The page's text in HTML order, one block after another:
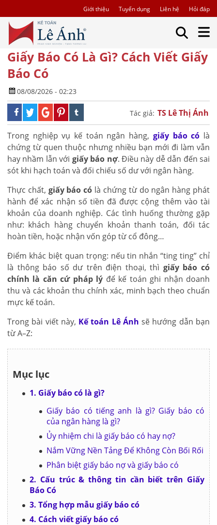
Giới thiệu Tuyển dụng Liên hệ Hỏi đáp
Giấy Báo Có Là Gì? Cách Viết Giấy
Báo Có
08/08/2026 - 02:23
Tác giả: TS Lê Thị Ánh
Trong nghiệp vụ kế toán ngân hàng, giấy báo có là
chứng từ quen thuộc nhưng nhiều bạn mới đi làm vẫn
hay nhầm lẫn với giấy báo nợ. Điều này dễ dẫn đến sai
sót khi hạch toán và đối chiếu số dư với ngân hàng.
Thực chất, giấy báo có là chứng từ do ngân hàng phát
hành để xác nhận số tiền đã được cộng thêm vào tài
khoản của doanh nghiệp. Các tình huống thường gặp
như: khách hàng chuyển khoản thanh toán, đối tác
hoàn tiền, hoặc nhận vốn góp từ cổ đông…
Điểm khác biệt quan trọng: nếu tin nhắn “ting ting” chỉ
là thông báo số dư trên điện thoại, thì giấy báo có
chính là căn cứ pháp lý để kế toán ghi nhận doanh
thu và các khoản thu chính xác, minh bạch theo chuẩn
mực kế toán.
Trong bài viết này, Kế toán Lê Ánh sẽ hướng dẫn bạn
từ A–Z:
Mục lục
1. Giấy báo có là gì?
Giấy báo có tiếng anh là gì? Giấy báo có
của ngân hàng là gì?
Ủy nhiệm chi là giấy báo có hay nợ?
Nắm Vững Nền Tảng Để Không Còn Bối Rối
Phân biệt giấy báo nợ và giấy báo có
2. Cấu trúc & thông tin cần biết trên Giấy
Báo Có
3. Tổng hợp mẫu giấy báo có
4. Cách viết giấy báo có